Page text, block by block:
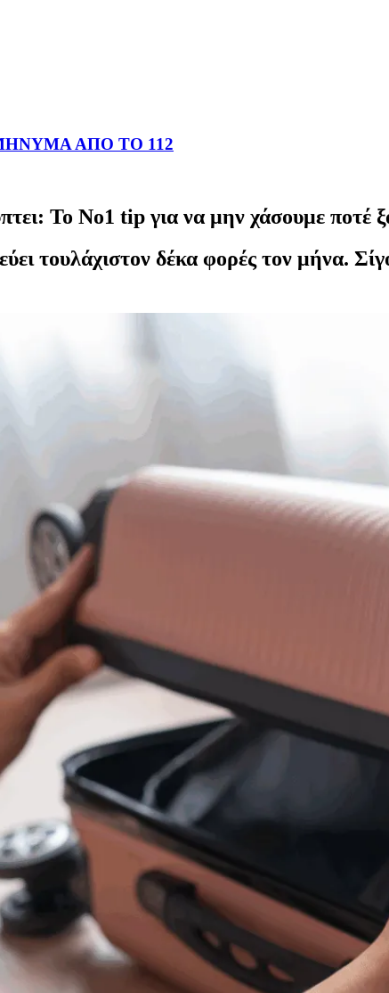
ΑΠΟ ΤΟ 112
Το Νο1 tip για να μην χάσουμε ποτέ
τουλάχιστον δέκα φορές τον μήνα.